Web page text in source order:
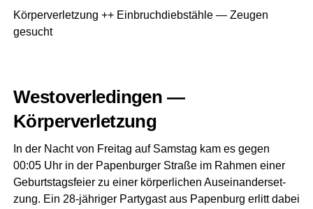
Kör­per­ver­let­zung ++ Ein­bruch­dieb­stäh­le — Zeu­gen
gesucht
Wes­t­ov­er­le­din­gen —
Körperverletzung
In der Nacht von Frei­tag auf Sams­tag kam es gegen
00:05 Uhr in der Papen­bur­ger Stra­ße im Rah­men einer
Geburts­tags­fei­er zu einer kör­per­li­chen Aus­ein­an­der­set­
zung. Ein 28-jäh­ri­ger Par­ty­gast aus Papen­burg erlitt dabei